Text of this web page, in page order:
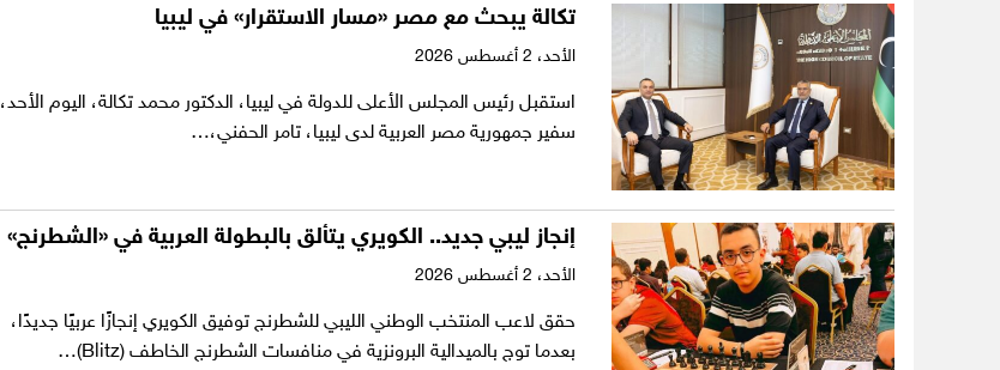
تكالة يبحث مع مصر «مسار الاستقرار» في ليبيا
الأحد،
استقبل رئيس المجلس الأعلى للدولة في ليبيا، الدكتور محمد تكالة، اليوم الأحد،
سفير جمهورية مصر العربية لدى ليبيا، تامر الحفني،…
إنجاز ليبي جديد.. الكويري يتألق بالبطولة العربية في «الشطرنج»
الأحد،
حقق لاعب المنتخب الوطني الليبي للشطرنج توفيق الكويري إنجازًا عربيًا جديدًا،
بعدما توج بالميدالية البرونزية في منافسات الشطرنج الخاطف (Blitz)…